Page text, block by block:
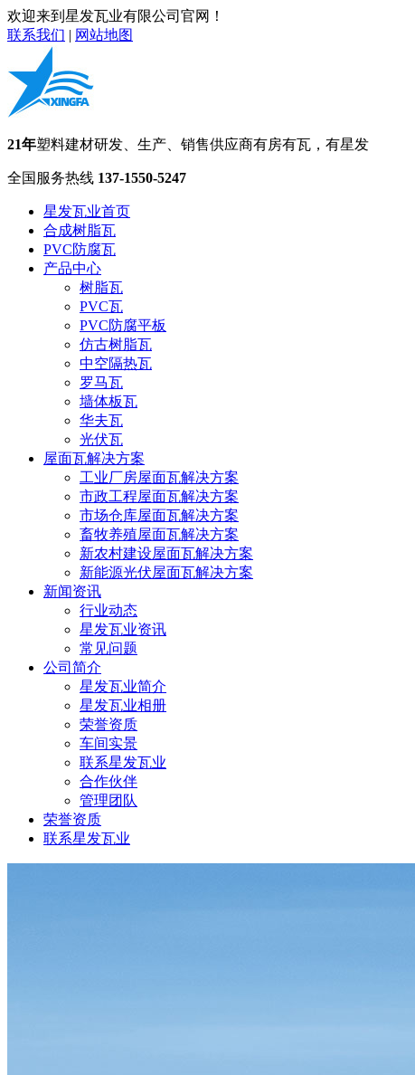
欢迎来到星发瓦业有限公司官网！
联系我们 | 网站地图
21年塑料建材研发、生产、销售供应商有房有瓦，有星发
全国服务热线 137-1550-5247
星发瓦业首页
合成树脂瓦
PVC防腐瓦
产品中心
树脂瓦
PVC瓦
PVC防腐平板
仿古树脂瓦
中空隔热瓦
罗马瓦
墙体板瓦
华夫瓦
光伏瓦
屋面瓦解决方案
工业厂房屋面瓦解决方案
市政工程屋面瓦解决方案
市场仓库屋面瓦解决方案
畜牧养殖屋面瓦解决方案
新农村建设屋面瓦解决方案
新能源光伏屋面瓦解决方案
新闻资讯
行业动态
星发瓦业资讯
常见问题
公司简介
星发瓦业简介
星发瓦业相册
荣誉资质
车间实景
联系星发瓦业
合作伙伴
管理团队
荣誉资质
联系星发瓦业